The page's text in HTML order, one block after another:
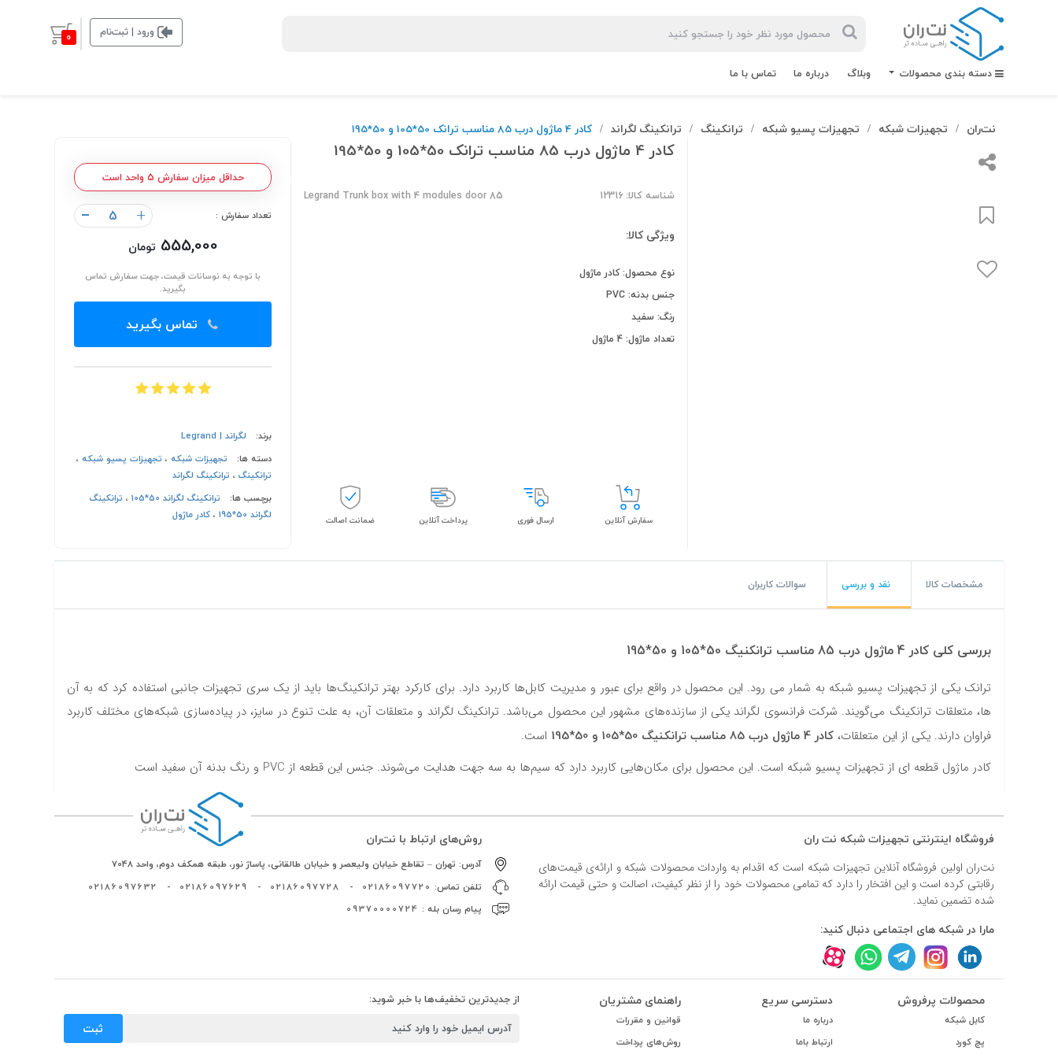
ورود | ثبت‌نام 0
دسته بندی محصولات وبلاگ درباره ما تماس با ما
#کیستون شبکه
#داکت ساده
نت‌ران / تجهیزات شبکه / تجهیزات پسیو شبکه / ترانکینگ / ترانکینگ لگراند / کادر 4 ماژول درب 85 مناسب ترانک 50*105 و 50*195
کادر 4 ماژول درب 85 مناسب ترانک 50*105 و 50*195
شناسه کالا: 12316 Legrand Trunk box with 4 modules door 85
ویژگی کالا:
نوع محصول: کادر ماژول
جنس بدنه: PVC
رنگ: سفید
تعداد ماژول: 4 ماژول
سفارش آنلاین ارسال فوری پرداخت آنلاین ضمانت اصالت
حداقل میزان سفارش 5 واحد است
تعداد سفارش : +
-
555,000 تومان
با توجه به نوسانات قیمت، جهت سفارش تماس
بگیرید.
تماس بگیرید
برند:
لگراند | Legrand
دسته ها:
تجهیزات شبکه، تجهیزات پسیو شبکه،
ترانکینگ، ترانکینگ لگراند
برچسب ها:
ترانکینگ لگراند 50*105 ، ترانکینگ
لگراند 50*195
، کادر ماژول
مشخصات کالا نقد و بررسی سوالات کاربران
بررسی کلی کادر 4 ماژول درب 85 مناسب ترانکنیگ 50*105 و 50*195
ترانک یکی از تجهیزات پسیو شبکه به شمار می رود. این محصول در واقع برای عبور و مدیریت کابل‌ها کاربرد دارد. برای کارکرد بهتر ترانکینگ‌ها باید از یک سری تجهیزات جانبی استفاده کرد که به آن
ها، متعلقات ترانکینگ می‌گویند. شرکت فرانسوی لگراند یکی از سازنده‌های مشهور این محصول می‌باشد. ترانکینگ لگراند و متعلقات آن، به علت تنوع در سایز، در پیاده‌سازی شبکه‌های مختلف کاربرد
فراوان دارند. یکی از این متعلقات، کادر 4 ماژول درب 85 مناسب ترانکنیگ 50*105 و 50*195
است.
کادر ماژول قطعه ای از تجهیزات پسیو شبکه است. این محصول برای مکان‌هایی کاربرد دارد که سیم‌ها به سه جهت هدایت می‌شوند. جنس این قطعه از PVC و رنگ بدنه آن سفید است
فروشگاه اینترنتی تجهیزات شبکه نت ران
نت‌ران اولین فروشگاه آنلاین تجهیزات شبکه است که اقدام به واردات محصولات شبکه و ارائه‌ی قیمت‌های
رقابتی کرده است و این افتخار را دارد که تمامی محصولات خود را از نظر کیفیت، اصالت و حتی قیمت ارائه
شده تضمین نماید.
مارا در شبکه های اجتماعی دنبال کنید:
روش‌های ارتباط با نت‌ران
آدرس: تهران – تقاطع خیابان ولیعصر و خیابان طالقانی، پاساژ نور، طبقه همکف دوم، واحد 7048
تلفن تماس: 02186097720
-
02186097728
-
02186097629
-
02186097632
پیام رسان بله : 09370000724
محصولات پرفروش
کابل شبکه
پچ کورد
دسترسی سریع
درباره ما
ارتباط باما
راهنمای مشتریان
قوانین و مقررات
روش‌های پرداخت
از جدیدترین تخفیف‌ها با خبر شوید:
ثبت